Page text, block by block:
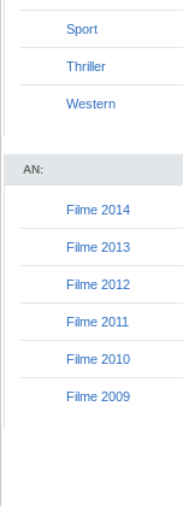
Sport
Thriller
Western
AN:
Filme 2014
Filme 2013
Filme 2012
Filme 2011
Filme 2010
Filme 2009